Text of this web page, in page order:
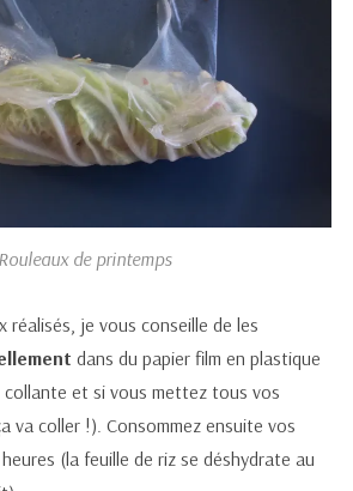
Rouleaux de printemps
réalisés, je vous conseille de les
dans du papier film en plastique
collante et si vous mettez tous vos
va coller !). Consommez ensuite vos
(la feuille de riz se déshydrate au